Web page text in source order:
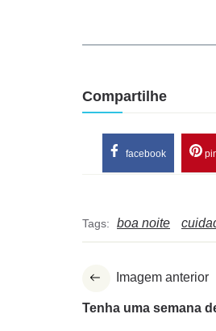
Compartilhe
facebook
Tags: boa noite
Imagem anterior
Tenha uma semana